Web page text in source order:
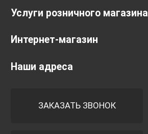
Услуги розничного магазина
Интернет-магазин
Наши адреса
ЗАКАЗАТЬ ЗВОНОК